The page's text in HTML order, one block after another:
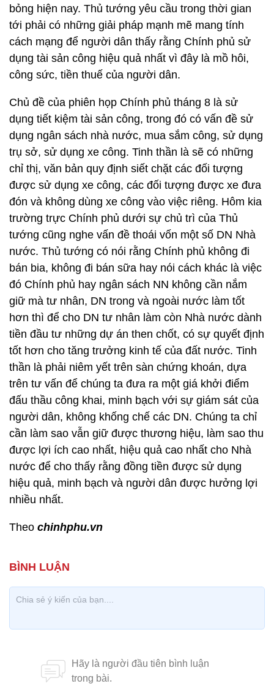
bỏng hiện nay. Thủ tướng yêu cầu trong thời gian
tới phải có những giải pháp mạnh mẽ mang tính
cách mạng để người dân thấy rằng Chính phủ sử
dụng tài sản công hiệu quả nhất vì đây là mồ hôi,
công sức, tiền thuế của người dân.
Chủ đề của phiên họp Chính phủ tháng 8 là sử
dụng tiết kiệm tài sản công, trong đó có vấn đề sử
dụng ngân sách nhà nước, mua sắm công, sử dụng
trụ sở, sử dụng xe công. Tinh thần là sẽ có những
chỉ thị, văn bản quy định siết chặt các đối tượng
được sử dụng xe công, các đối tượng được xe đưa
đón và không dùng xe công vào việc riêng. Hôm kia
trường trực Chính phủ dưới sự chủ trì của Thủ
tướng cũng nghe vấn đề thoái vốn một số DN Nhà
nước. Thủ tướng có nói rằng Chính phủ không đi
bán bia, không đi bán sữa hay nói cách khác là việc
đó Chính phủ hay ngân sách NN không cần nắm
giữ mà tư nhân, DN trong và ngoài nước làm tốt
hơn thì để cho DN tư nhân làm còn Nhà nước dành
tiền đầu tư những dự án then chốt, có sự quyết định
tốt hơn cho tăng trưởng kinh tế của đất nước. Tinh
thần là phải niêm yết trên sàn chứng khoán, dựa
trên tư vấn để chúng ta đưa ra một giá khởi điểm
đấu thầu công khai, minh bạch với sự giám sát của
người dân, không khống chế các DN. Chúng ta chỉ
cần làm sao vẫn giữ được thương hiệu, làm sao thu
được lợi ích cao nhất, hiệu quả cao nhất cho Nhà
nước để cho thấy rằng đồng tiền được sử dụng
hiệu quả, minh bạch và người dân được hưởng lợi
nhiều nhất.
Theo chinhphu.vn